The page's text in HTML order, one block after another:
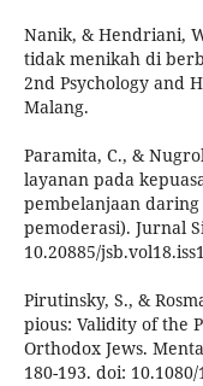
Nanik, & Hendriani,
tidak menikah di
2nd Psychology and
Malang.
Paramita, C., &
layanan pada
pembelanjaan
pemoderasi). Jurnal
10.20885/
Pirutinsky, S., &
pious: Validity of the
Orthodox Jews.
180-193. doi: